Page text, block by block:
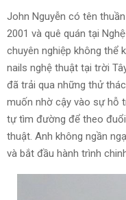
John Nguyễn có tên
2001 và quê quán tại
chuyên nghiệp không thể
nails nghệ thuật tại trời
đã trải qua những thử
muốn nhờ cậy vào sự hỗ
tự tìm đường để theo
thuật. Anh không ngần
và bắt đầu hành trình